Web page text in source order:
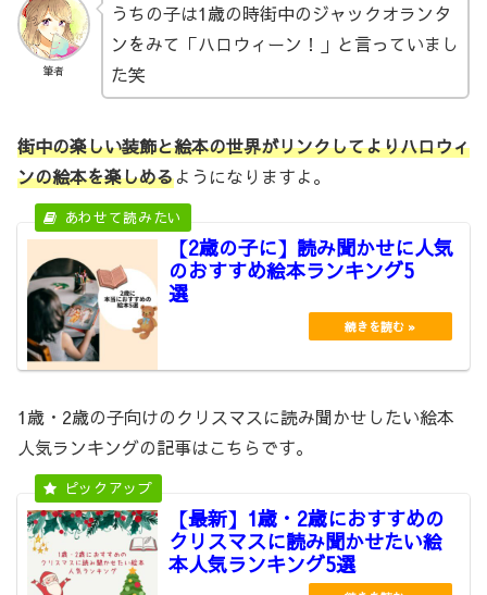
筆者
うちの子は1歳の時街中のジャックオランタ
ンをみて「ハロウィーン！」と言っていまし
た笑
街中の楽しい装飾と絵本の世界がリンクしてよりハロウィ
ンの絵本を楽しめるようになりますよ。
【2歳の子に】読み聞かせに人気
のおすすめ絵本ランキング5
選
1歳・2歳の子向けのクリスマスに読み聞かせしたい絵本
人気ランキングの記事はこちらです。
【最新】1歳・2歳におすすめの
クリスマスに読み聞かせたい絵
本人気ランキング5選